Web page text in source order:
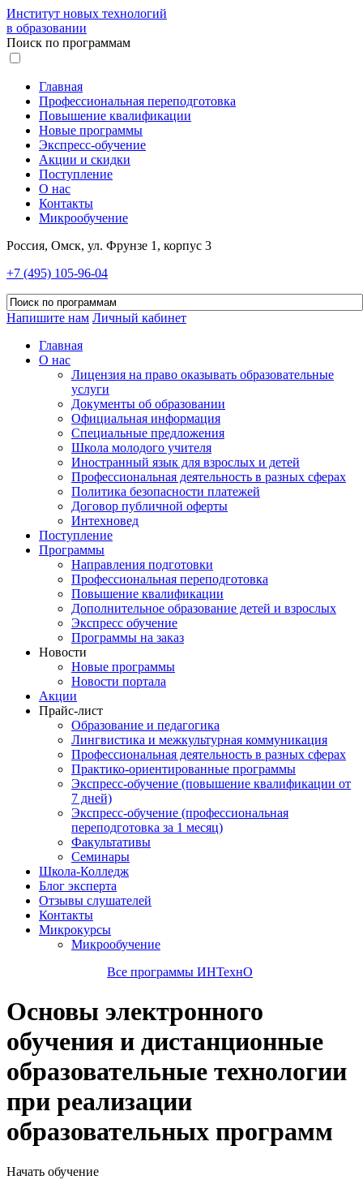
Институт новых технологий
в образовании
Поиск по программам
Главная
Профессиональная переподготовка
Повышение квалификации
Новые программы
Экспресс-обучение
Акции и скидки
Поступление
О нас
Контакты
Микрообучение
Россия, Омск, ул. Фрунзе 1, корпус 3
+7 (495) 105-96-04
Напишите нам Личный кабинет
Главная
О нас
Лицензия на право оказывать образовательные
услуги
Документы об образовании
Официальная информация
Специальные предложения
Школа молодого учителя
Иностранный язык для взрослых и детей
Профессиональная деятельность в разных сферах
Политика безопасности платежей
Договор публичной оферты
Интехновед
Поступление
Программы
Направления подготовки
Профессиональная переподготовка
Повышение квалификации
Дополнительное образование детей и взрослых
Экспресс обучение
Программы на заказ
Новости
Новые программы
Новости портала
Акции
Прайс-лист
Образование и педагогика
Лингвистика и межкультурная коммуникация
Профессиональная деятельность в разных сферах
Практико-ориентированные программы
Экспресс-обучение (повышение квалификации от
7 дней)
Экспресс-обучение (профессиональная
переподготовка за 1 месяц)
Факультативы
Семинары
Школа-Колледж
Блог эксперта
Отзывы слушателей
Контакты
Микрокурсы
Микрообучение
Все программы ИНТехнО
Основы электронного
обучения и дистанционные
образовательные технологии
при реализации
образовательных программ
Начать обучение